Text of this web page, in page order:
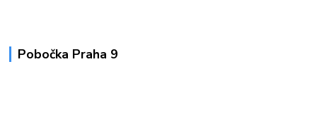
Pobočka Praha 9